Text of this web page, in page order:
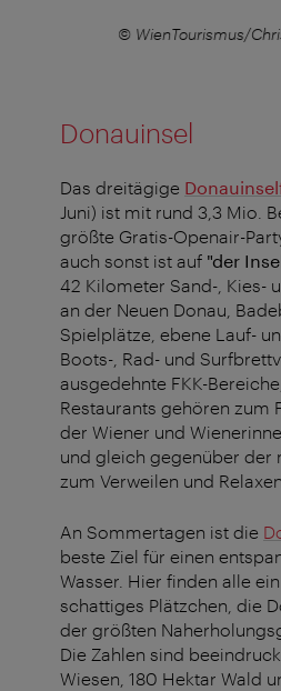
© WienTourismus/
Donauinsel
Das dreitägige
Juni) ist mit rund 3,3 Mio.
größte Gratis-Openair-
auch sonst ist auf "der
42 Kilometer Sand-, Kies-
an der Neuen Donau,
Spielplätze, ebene Lauf-
Boots-, Rad- und
ausgedehnte FKK-
Restaurants gehören zum
der Wiener und
und gleich gegenüber der
zum Verweilen und Relaxen.
An Sommertagen ist die
beste Ziel für einen
Wasser. Hier finden alle
schattiges Plätzchen, die
der größten
Die Zahlen sind
Wiesen, 180 Hektar Wald